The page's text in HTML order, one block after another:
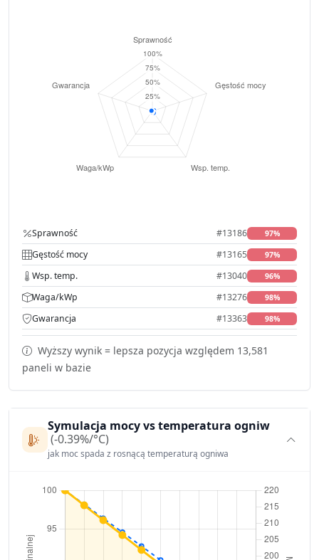
Sprawność #13186 97%
Gęstość mocy #13165 97%
Wsp. temp. #13040 96%
Waga/kWp #13276 98%
Gwarancja #13363 98%
Wyższy wynik = lepsza pozycja względem 13,581
paneli w bazie
Symulacja mocy vs temperatura ogniw
(-0.39%/°C)
jak moc spada z rosnącą temperaturą ogniwa